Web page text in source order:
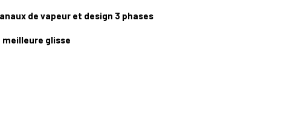
de vapeur et design 3 phases
glisse